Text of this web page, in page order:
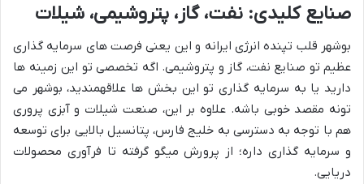
صنایع کلیدی: نفت، گاز، پتروشیمی، شیلات
بوشهر قلب تپنده انرژی ایرانه و این یعنی فرصت های سرمایه گذاری
عظیم تو صنایع نفت، گاز و پتروشیمی. اگه تخصصی تو این زمینه ها
دارید یا به سرمایه گذاری تو این بخش ها علاقه‎مندید، بوشهر می
تونه مقصد خوبی باشه. علاوه بر این، صنعت شیلات و آبزی پروری
هم با توجه به دسترسی به خلیج فارس، پتانسیل بالایی برای توسعه
و سرمایه گذاری داره؛ از پرورش میگو گرفته تا فرآوری محصولات
دریایی.